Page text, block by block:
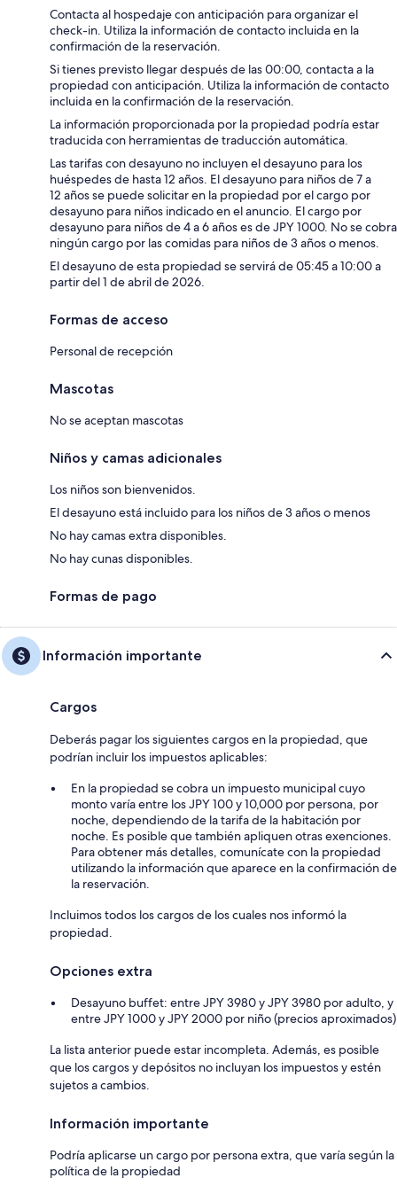
Contacta al hospedaje con anticipación para organizar el
check-in. Utiliza la información de contacto incluida en la
confirmación de la reservación.
Si tienes previsto llegar después de las 00:00, contacta a la
propiedad con anticipación. Utiliza la información de contacto
incluida en la confirmación de la reservación.
La información proporcionada por la propiedad podría estar
traducida con herramientas de traducción automática.
Las tarifas con desayuno no incluyen el desayuno para los
huéspedes de hasta 12 años. El desayuno para niños de 7 a
12 años se puede solicitar en la propiedad por el cargo por
desayuno para niños indicado en el anuncio. El cargo por
desayuno para niños de 4 a 6 años es de JPY 1000. No se cobra
ningún cargo por las comidas para niños de 3 años o menos.
El desayuno de esta propiedad se servirá de 05:45 a 10:00 a
partir del 1 de abril de 2026.
Formas de acceso
Personal de recepción
Mascotas
No se aceptan mascotas
Niños y camas adicionales
Los niños son bienvenidos.
El desayuno está incluido para los niños de 3 años o menos
No hay camas extra disponibles.
No hay cunas disponibles.
Formas de pago
Información importante
Cargos
Deberás pagar los siguientes cargos en la propiedad, que
podrían incluir los impuestos aplicables:
En la propiedad se cobra un impuesto municipal cuyo
monto varía entre los JPY 100 y 10,000 por persona, por
noche, dependiendo de la tarifa de la habitación por
noche. Es posible que también apliquen otras exenciones.
Para obtener más detalles, comunícate con la propiedad
utilizando la información que aparece en la confirmación de
la reservación.
Incluimos todos los cargos de los cuales nos informó la
propiedad.
Opciones extra
Desayuno buffet: entre JPY 3980 y JPY 3980 por adulto, y
entre JPY 1000 y JPY 2000 por niño (precios aproximados)
La lista anterior puede estar incompleta. Además, es posible
que los cargos y depósitos no incluyan los impuestos y estén
sujetos a cambios.
Información importante
Podría aplicarse un cargo por persona extra, que varía según la
política de la propiedad